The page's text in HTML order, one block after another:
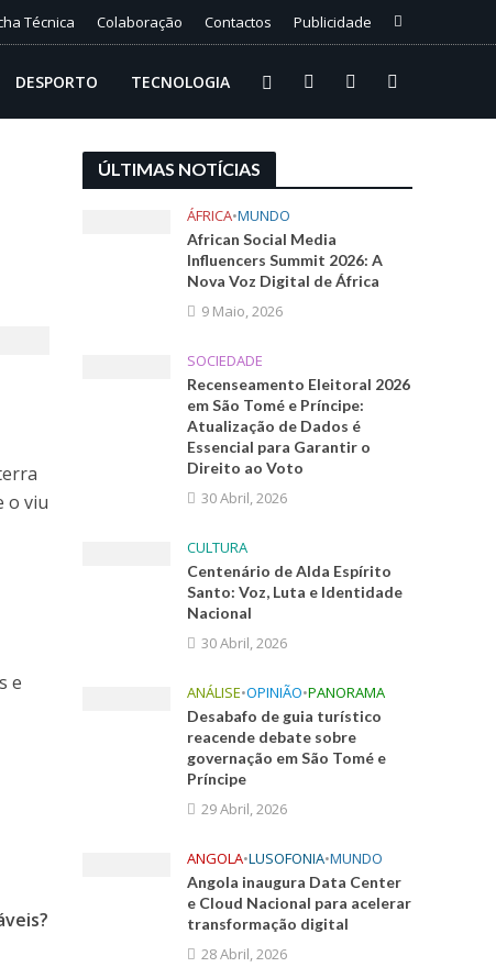
Técnica Colaboração Contactos Publicidade
DESPORTO TECNOLOGIA
o viu
e
ÚLTIMAS NOTÍCIAS
ÁFRICA•MUNDO
African Social Media
Influencers Summit 2026: A
Nova Voz Digital de África
9 Maio, 2026
SOCIEDADE
Recenseamento Eleitoral 2026
em São Tomé e Príncipe:
Atualização de Dados é
Essencial para Garantir o
Direito ao Voto
30 Abril, 2026
CULTURA
Centenário de Alda Espírito
Santo: Voz, Luta e Identidade
Nacional
30 Abril, 2026
ANÁLISE•OPINIÃO•PANORAMA
Desabafo de guia turístico
reacende debate sobre
governação em São Tomé e
Príncipe
29 Abril, 2026
ANGOLA•LUSOFONIA•MUNDO
Angola inaugura Data Center
e Cloud Nacional para acelerar
transformação digital
28 Abril, 2026